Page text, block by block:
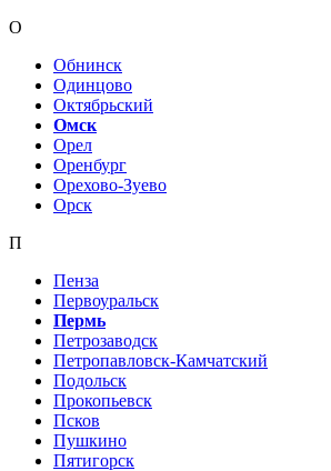
О
Обнинск
Одинцово
Октябрьский
Омск
Орел
Оренбург
Орехово-Зуево
Орск
П
Пенза
Первоуральск
Пермь
Петрозаводск
Петропавловск-Камчатский
Подольск
Прокопьевск
Псков
Пушкино
Пятигорск